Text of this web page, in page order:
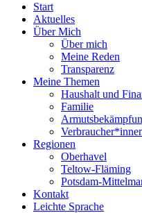
Start
Aktuelles
Über Mich
Über mich
Meine Reden
Transparenz
Meine Themen
Haushalt und
Familie
Regionen
Oberhavel
Teltow-Fläming
Potsdam-
Kontakt
Leichte Sprache